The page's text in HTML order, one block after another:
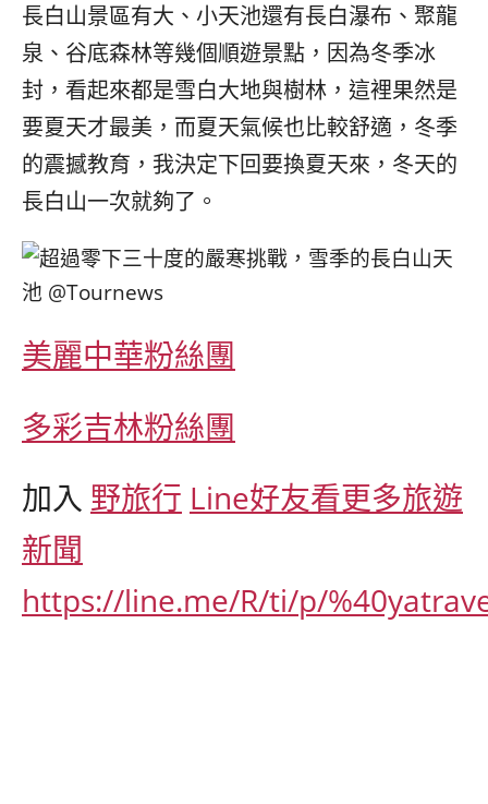
長白山景區有大、小天池還有長白瀑布、聚龍
泉、谷底森林等幾個順遊景點，因為冬季冰
封，看起來都是雪白大地與樹林，這裡果然是
要夏天才最美，而夏天氣候也比較舒適，冬季
的震撼教育，我決定下回要換夏天來，冬天的
長白山一次就夠了。
美麗中華粉絲團
多彩吉林粉絲團
加入 野旅行 Line好友看更多旅遊
新聞
https://line.me/R/ti/p/